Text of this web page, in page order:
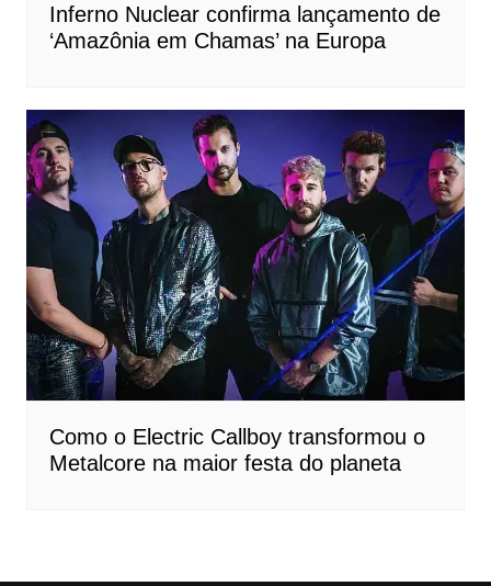
Inferno Nuclear confirma lançamento de
‘Amazônia em Chamas’ na Europa
Como o Electric Callboy transformou o
Metalcore na maior festa do planeta